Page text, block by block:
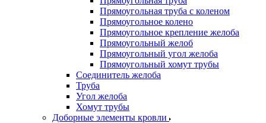
Прямоугольная труба c коленом
Прямоугольное колено
Прямоугольное крепление желоба
Прямоугольный желоб
Прямоугольный угол желоба
Прямоугольный хомут трубы
Соединитель желоба
Труба
Угол желоба
Хомут трубы
Доборные элементы кровли